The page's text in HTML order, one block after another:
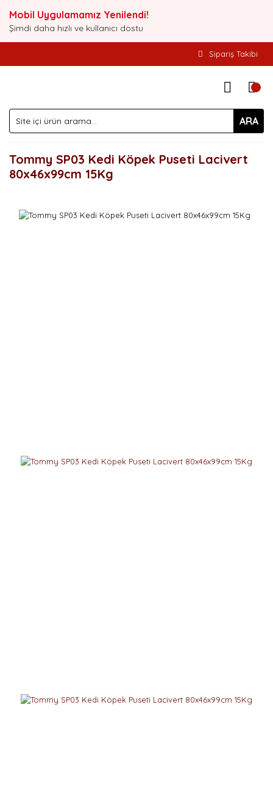
Mobil Uygulamamız Yenilendi!
Şimdi daha hızlı ve kullanıcı dostu
Sipariş Takibi
ARA
Tommy SP03 Kedi Köpek Puseti Lacivert
80x46x99cm 15Kg